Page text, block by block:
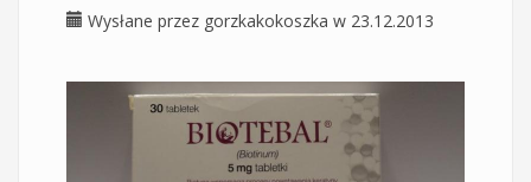
Wysłane przez gorzkakokoszka w 23.12.2013